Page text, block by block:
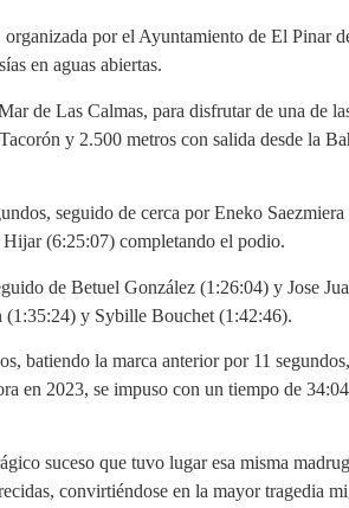
por el Ayuntamiento de El Pinar
en aguas abiertas.
de Las Calmas, para disfrutar de una de
y 2.500 metros con salida desde la
seguido de cerca por Eneko
(6:25:07) completando el podio.
de Betuel González (1:26:04) y Jose
(1:35:24) y Sybille Bouchet (1:42:46).
batiendo la marca anterior por 11
en 2023, se impuso con un tiempo de
suceso que tuvo lugar esa misma
convirtiéndose en la mayor tragedia